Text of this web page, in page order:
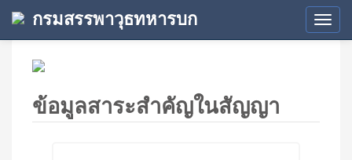
กรมสรรพาวุธทหารบก
ข้อมูลสาระสำคัญในสัญญา